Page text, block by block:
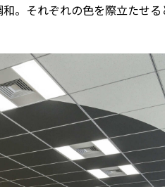
。それぞれの色を際立たせ